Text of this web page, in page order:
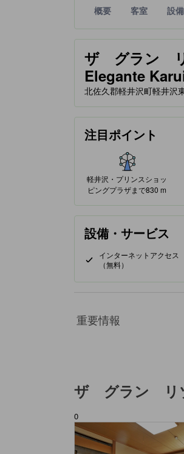
概要 客室 設
ザ グラン リ
Elegante
tooltip
星評価は、提携サイトから
北佐久郡軽井沢町軽井沢
注目ポイント
軽井沢・プリンスショッ
ピングプラザまで830 m
設備・サービス
インターネットアクセス
（無料）
重要情報
ザ グラン リ
0